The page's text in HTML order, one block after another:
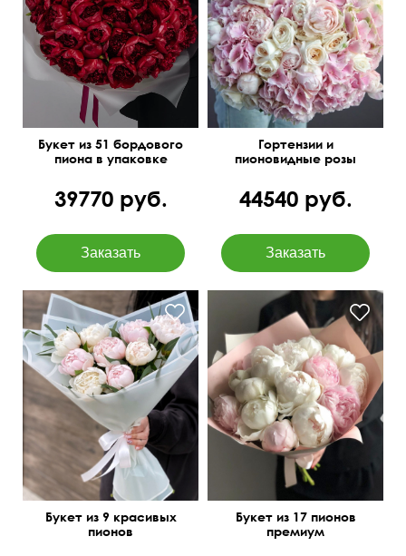
Букет из 51 бордового
пиона в упаковке
39770 руб.
Белые и розовые
сочетания
Гортензии и
пионовидные розы
44540 руб.
Дизайнерская упаковка
Букет из 9 красивых
пионов
Букет из 17 пионов
премиум